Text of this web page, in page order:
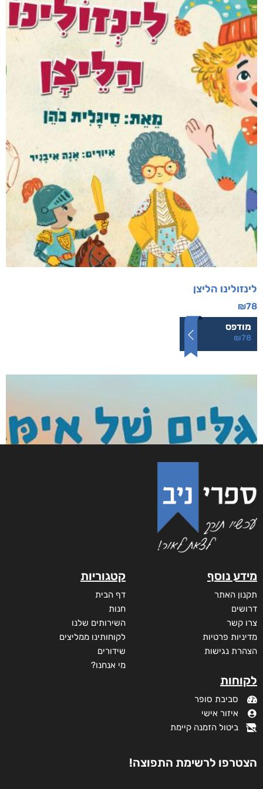
לינזולינו הליצן
₪78
מודפס
₪78
מידע נוסף
תקנון האתר
דרושים
צרו קשר
מדיניות פרטיות
הצהרת נגישות
לקוחות
סביבת סופר
איזור אישי
ביטול הזמנה קיימת
קטגוריות
דף הבית
חנות
השירותים שלנו
לקוחותינו ממליצים
שידורים
מי אנחנו?
הצטרפו לרשימת התפוצה!